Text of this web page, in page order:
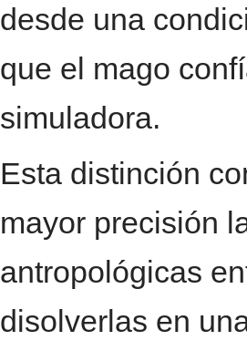
desde una
que el mago
simuladora.
Esta distinción
mayor precisión
antropológicas
disolverlas en